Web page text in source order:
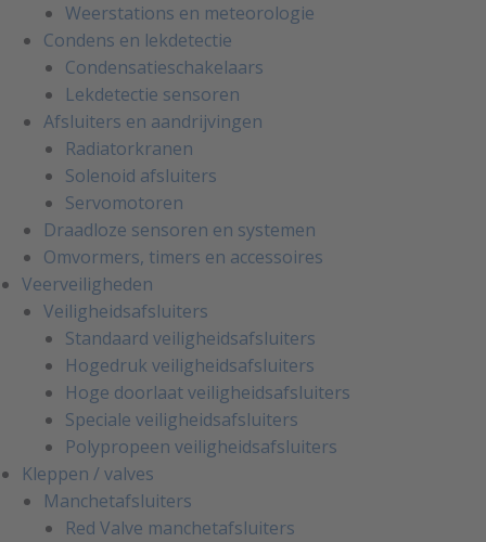
Weerstations en meteorologie
Condens en lekdetectie
Condensatieschakelaars
Lekdetectie sensoren
Afsluiters en aandrijvingen
Radiatorkranen
Solenoid afsluiters
Servomotoren
Draadloze sensoren en systemen
Omvormers, timers en accessoires
Veerveiligheden
Veiligheidsafsluiters
Standaard veiligheidsafsluiters
Hogedruk veiligheidsafsluiters
Hoge doorlaat veiligheidsafsluiters
Speciale veiligheidsafsluiters
Polypropeen veiligheidsafsluiters
Kleppen / valves
Manchetafsluiters
Red Valve manchetafsluiters